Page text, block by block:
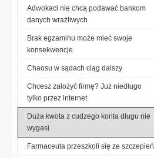
Adwokaci nie chcą podawać bankom
danych wrażliwych
Brak egzaminu może mieć swoje
konsekwencje
Chaosu w sądach ciąg dalszy
Chcesz założyć firmę? Już niedługo
tylko przez internet
Duża kwota z cudzego konta długu nie
wygasi
Farmaceuta przeszkoli się ze szczepień